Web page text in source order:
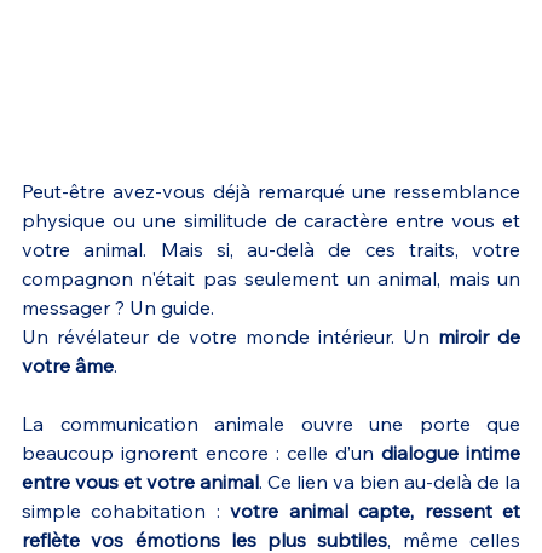
Peut-être avez-vous déjà remarqué une ressemblance
physique ou une similitude de caractère entre vous et
votre animal. Mais si, au-delà de ces traits, votre
compagnon n'était pas seulement un animal, mais un
messager ? Un guide.
Un révélateur de votre monde intérieur. Un miroir de
votre âme.
La communication animale ouvre une porte que
beaucoup ignorent encore : celle d’un dialogue intime
entre vous et votre animal. Ce lien va bien au-delà de la
simple cohabitation : votre animal capte, ressent et
reflète vos émotions les plus subtiles, même celles